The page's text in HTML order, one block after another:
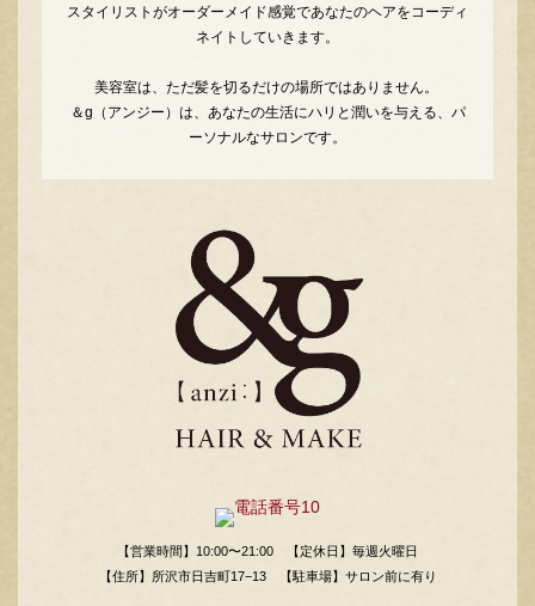
スタイリストがオーダーメイド感覚であなたのヘアをコーディ
ネイトしていきます。
美容室は、ただ髪を切るだけの場所ではありません。
＆g（アンジー）は、あなたの生活にハリと潤いを与える、パ
ーソナルなサロンです。
【営業時間】10:00〜21:00
【定休日】毎週火曜日
【住所】所沢市日吉町17−13
【駐車場】サロン前に有り